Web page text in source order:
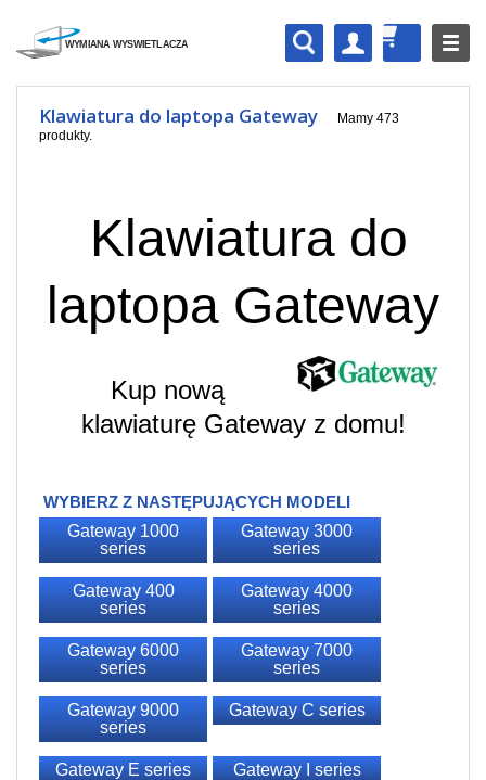
Klawiatura do laptopa Gateway
Mamy 473
produkty.
Klawiatura do
laptopa Gateway
Kup nową
klawiaturę Gateway z domu!
WYBIERZ Z NASTĘPUJĄCYCH MODELI
Gateway 1000
series
Gateway 3000
series
Gateway 400
series
Gateway 4000
series
Gateway 6000
series
Gateway 7000
series
Gateway 9000
series
Gateway C series
Gateway E series Gateway I series